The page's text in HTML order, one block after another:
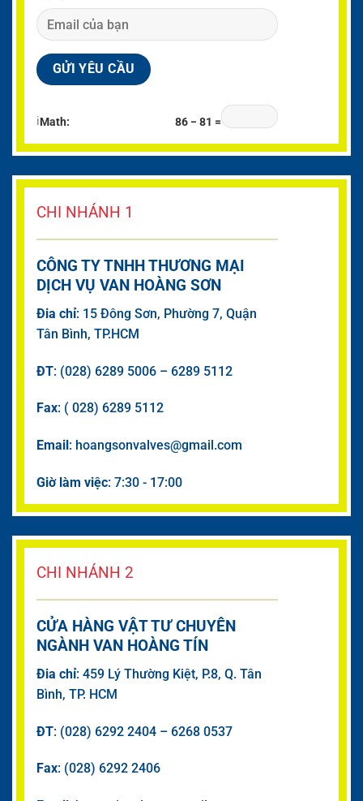
ℹMath: 86 − 81 =
CHI NHÁNH 1
CÔNG TY TNHH THƯƠNG MẠI
DỊCH VỤ VAN HOÀNG SƠN
Đia chỉ: 15 Đông Sơn, Phường 7, Quận
Tân Bình, TP.HCM
ĐT: (028) 6289 5006 – 6289 5112
Fax: ( 028) 6289 5112
Email : hoangsonvalves@gmail.com
Giờ làm việc: 7:30 - 17:00
CHI NHÁNH 2
CỬA HÀNG VẬT TƯ CHUYÊN
NGÀNH VAN HOÀNG TÍN
Đia chỉ: 459 Lý Thường Kiệt, P.8, Q. Tân
Bình, TP. HCM
ĐT: (028) 6292 2404 – 6268 0537
Fax: (028) 6292 2406